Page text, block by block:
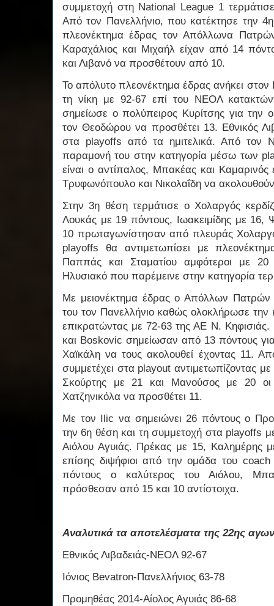
συμμετοχή στη National League 1
Από τον Πανελλήνιο, που κατέκτησε την
πλεονέκτημα έδρας τον Απόλλωνα
Καραχάλιος και Μιχαήλ είχαν από 14
και Λιβανό να προσθέτουν από 10.
Το απόλυτο πλεονέκτημα έδρας ανήκει στον
τη νίκη με 92-67 επί του ΝΕΟΛ
σημείωσε ο πολύπειρος Κυρίτσης για
τον Θεοδώρου να προσθέτει 13. Εθνικός
στα playoffs από τα ημιτελικά. Από τον
παραμονή του στην κατηγορία μέσω των
είναι ο αντίπαλος, Μπακέας και
Τρυφωνόπουλο και Νικολαΐδη να
Στην 3η θέση τερμάτισε ο Χολαργός
Λουκάς με 19 πόντους, Ιωακειμίδης με 16,
10 πρωταγωνίστησαν από πλευράς
playoffs θα αντιμετωπίσει με
Παππάς και Σταματίου αμφότεροι με
Ηλυσιακό που παρέμεινε στην κατηγορία
Με μειονέκτημα έδρας ο Απόλλων
του τον Πανελλήνιο καθώς ολοκλήρωσε την
επικρατώντας με 72-63 της ΑΕ Ν.
και Boskovic σημείωσαν από 13 πόντους
Χαϊκάλη να τους ακολουθεί έχοντας 11.
συμμετέχει στα playout αντιμετωπίζοντας
Σκούρτης με 21 και Μανούσος με 20
Χατζηνικόλα να προσθέτει 11.
Με τον Ilic να σημειώνει 26 πόντους ο
την 6η θέση και τη συμμετοχή στα playoffs
Αιόλου Αγυιάς. Πρέκας με 15, Καλημέρης
επίσης διψήφιοι από την ομάδα του
πόντους ο καλύτερος του Αιόλου,
πρόσθεσαν από 15 και 10 αντίστοιχα.
Αναλυτικά τα αποτελέσματα της 22ης
Εθνικός Λιβαδειάς-ΝΕΟΛ 92-67
Ιόνιος Bevatron-Πανελλήνιος 63-78
Προμηθέας 2014-Αίολος Αγυιάς 86-68